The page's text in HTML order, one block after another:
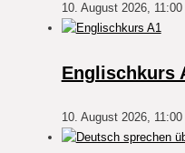
10. August 2026, 11:00
Englischkurs
10. August 2026, 11:00